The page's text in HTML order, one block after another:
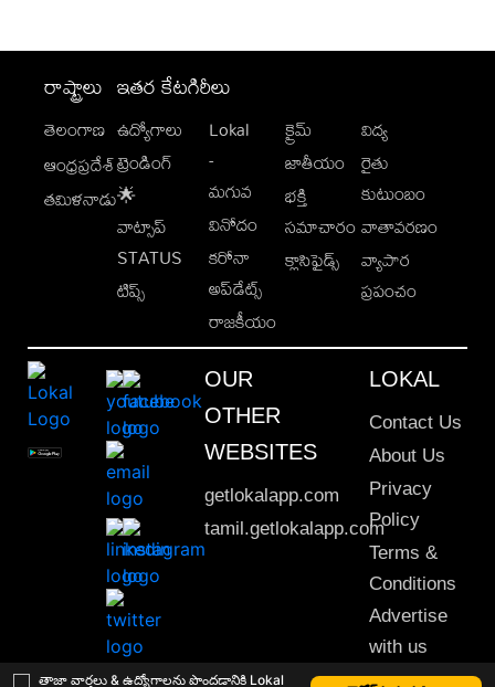
తాజా వార్తలు & ఉద్యోగాలను పొందడానికి Lokal
రాష్ట్రాలు
తెలంగాణ
ఆంధ్రప్రదేశ్
తమిళనాడు
ఇతర కేటగిరీలు
ఉద్యోగాలు
ట్రెండింగ్
🌟
వాట్సాప్
STATUS
టిప్స్
Lokal
-
మగువ
వినోదం
కరోనా
అప్‌డేట్స్
రాజకీయం
క్రైమ్
జాతీయం
భక్తి
సమాచారం
క్లాసిఫైడ్స్
విద్య
రైతు
కుటుంబం
వాతావరణం
వ్యాపార
ప్రపంచం
OUR
OTHER
WEBSITES
getlokalapp.com
tamil.getlokalapp.com
LOKAL
Contact Us
About Us
Privacy
Policy
Terms &
Conditions
Advertise
with us
Sitemap